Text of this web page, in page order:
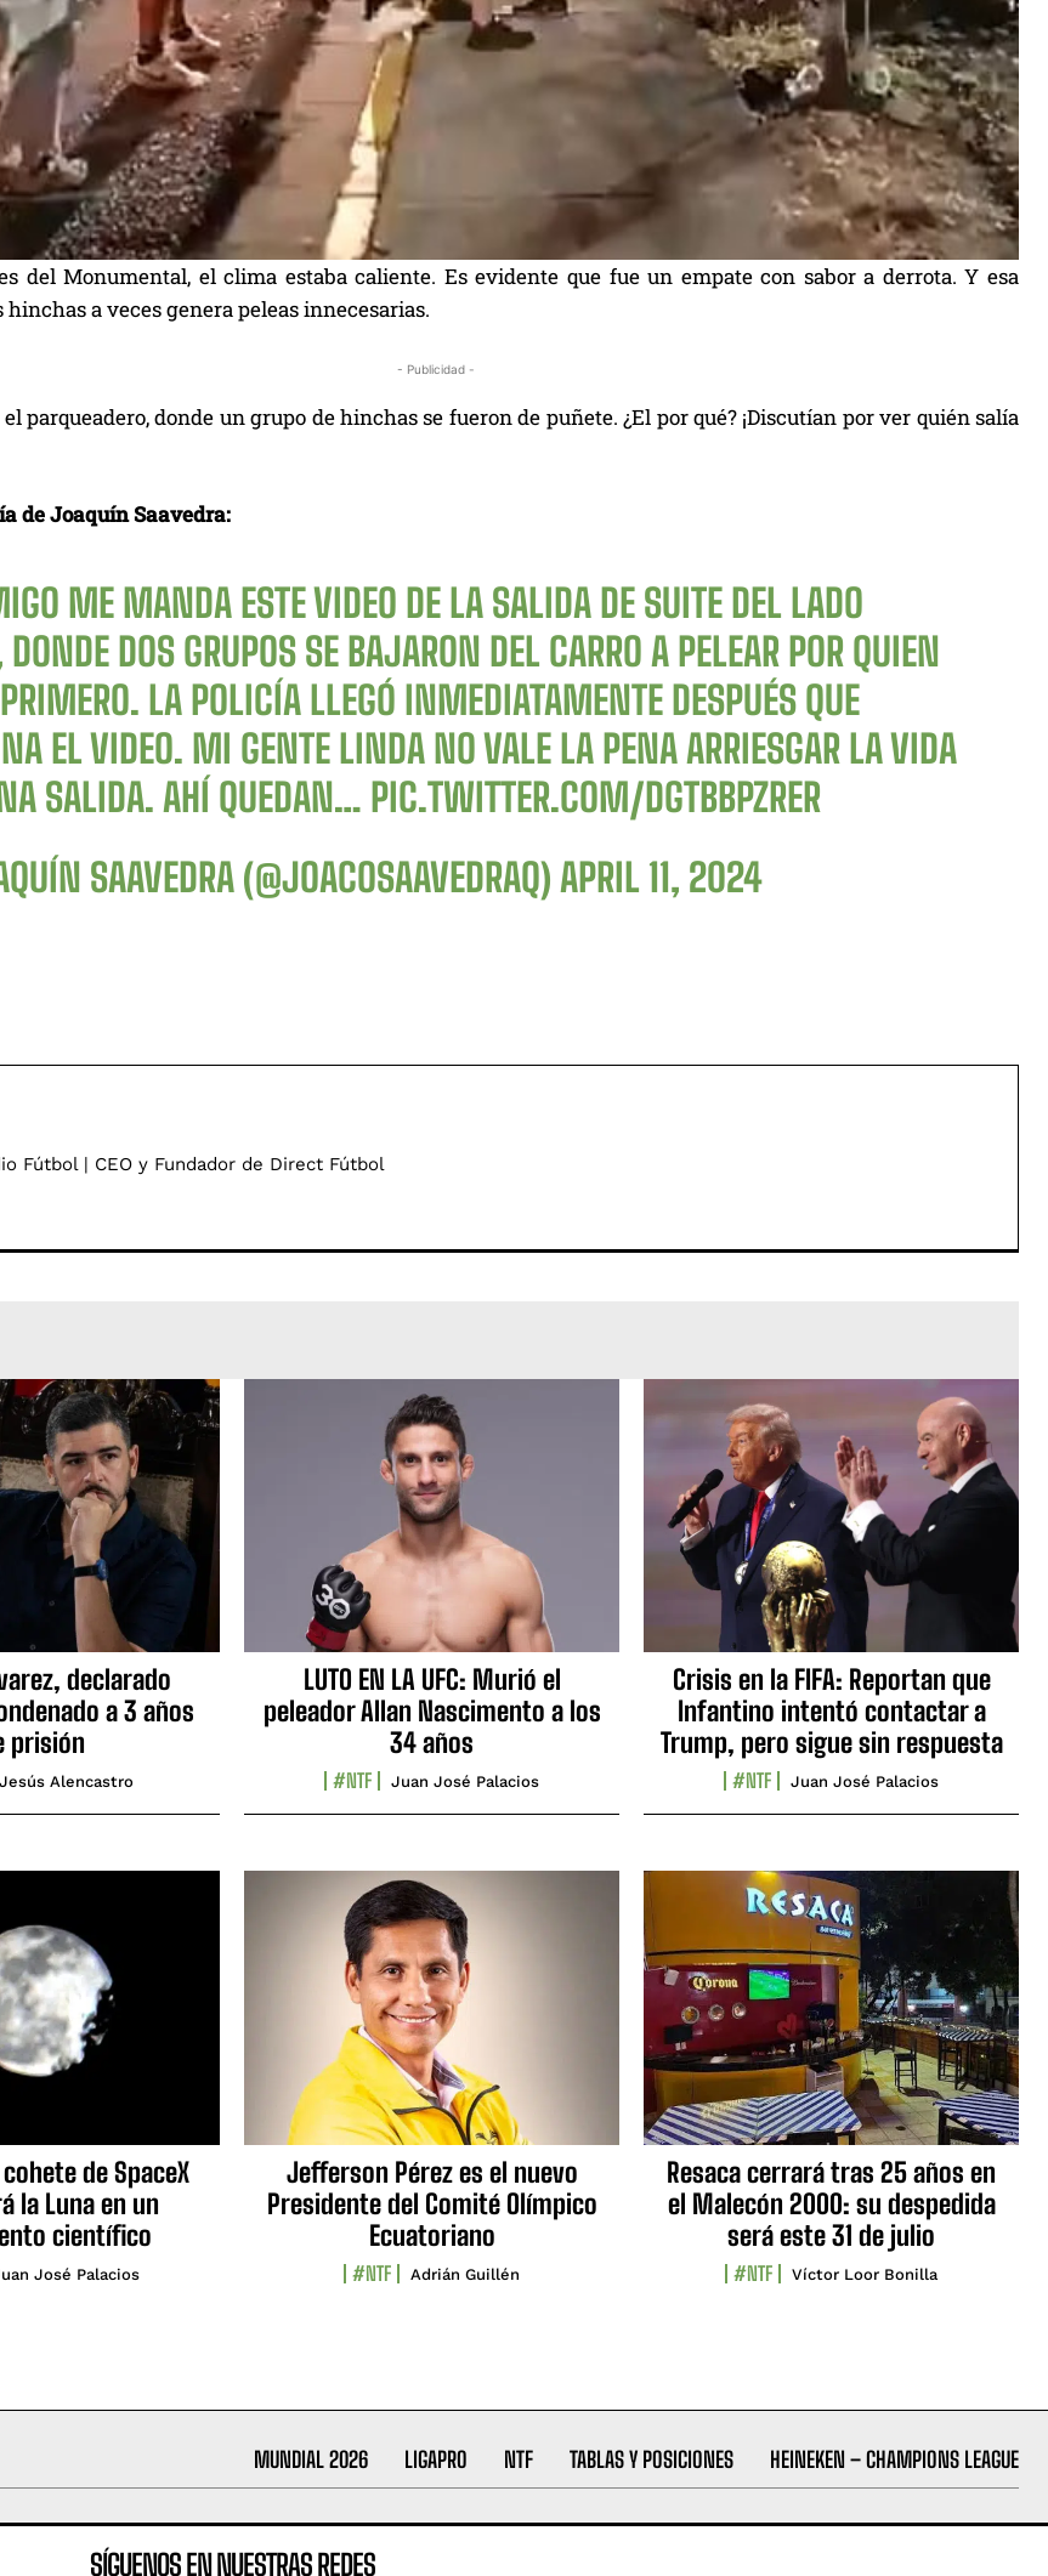
del Monumental, el clima estaba caliente. Es evidente que fue un empate con sabor a derrota. Y esa
a veces genera peleas innecesarias.
- Publicidad -
parqueadero, donde un grupo de hinchas se fueron de puñete. ¿El por qué? ¡Discutían por ver quién salía
de Joaquín Saavedra:
ME MANDA ESTE VIDEO DE LA SALIDA DE SUITE DEL LADO
DOS GRUPOS SE BAJARON DEL CARRO A PELEAR POR QUIEN
LA POLICÍA LLEGÓ INMEDIATAMENTE DESPUÉS QUE
EL VIDEO. MI GENTE LINDA NO VALE LA PENA ARRIESGAR LA VIDA
SALIDA. AHÍ QUEDAN… PIC.TWITTER.COM/DGTBBPZRER
SAAVEDRA (@JOACOSAAVEDRAQ) APRIL 11, 2024
Fútbol | CEO y Fundador de Direct Fútbol
declarado
a 3 años
prisión
Jesús Alencastro
LUTO EN LA UFC: Murió el
peleador Allan Nascimento a los
34 años
#NTF Juan José Palacios
Crisis en la FIFA: Reportan que
Infantino intentó contactar a
Trump, pero sigue sin respuesta
#NTF Juan José Palacios
de SpaceX
la Luna en un
científico
José Palacios
Jefferson Pérez es el nuevo
Presidente del Comité Olímpico
Ecuatoriano
#NTF Adrián Guillén
Resaca cerrará tras 25 años en
el Malecón 2000: su despedida
será este 31 de julio
#NTF Víctor Loor Bonilla
MUNDIAL 2026 LIGAPRO NTF TABLAS Y POSICIONES HEINEKEN – CHAMPIONS LEAGUE
SÍGUENOS EN NUESTRAS REDES